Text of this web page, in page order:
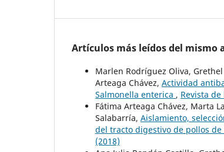
Artículos más leídos del mismo
Marlen Rodríguez Oliva,
Arteaga Chávez, Actividad
Salmonella enterica , Revista
Fátima Arteaga Chávez, Marta
Salabarría, Aislamiento,
del tracto digestivo de pollos
(2018)